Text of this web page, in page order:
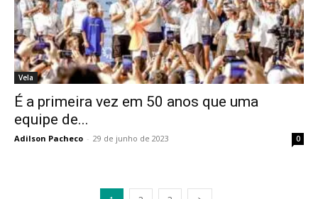
Vela
É a primeira vez em 50 anos que uma
equipe de...
Adilson Pacheco - 29 de junho de 2023 0